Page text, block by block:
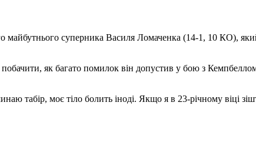
майбутнього суперника Василя Ломаченка (14-1, 10 КО),
як багато помилок він допустив у бою з
табір, моє тіло болить іноді. Якщо я в 23-річному віці